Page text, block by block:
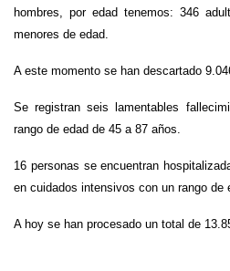
hombres, por edad tenemos: 346
menores de edad.
A este momento se han descartado
Se registran seis lamentables
rango de edad de 45 a 87 años.
16 personas se encuentran
en cuidados intensivos con un rango de
A hoy se han procesado un total de